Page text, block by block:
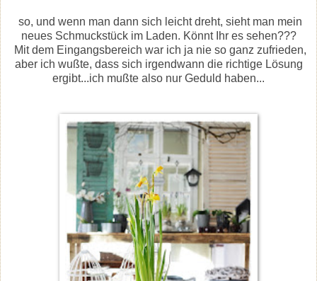
so, und wenn man dann sich leicht dreht, sieht man mein
neues Schmuckstück im Laden. Könnt Ihr es sehen???
Mit dem Eingangsbereich war ich ja nie so ganz zufrieden,
aber ich wußte, dass sich irgendwann die richtige Lösung
ergibt...ich mußte also nur Geduld haben...